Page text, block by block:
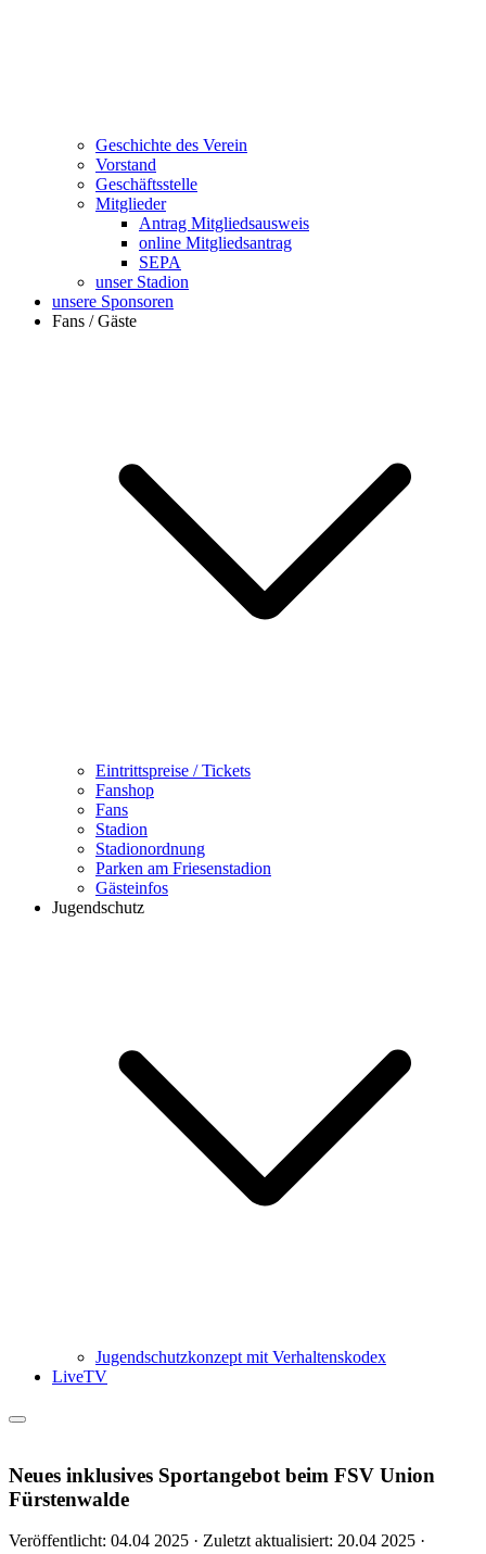
Geschichte des Verein
Vorstand
Geschäftsstelle
Mitglieder
Antrag Mitgliedsausweis
online Mitgliedsantrag
SEPA
unser Stadion
unsere Sponsoren
Fans / Gäste
Eintrittspreise / Tickets
Fanshop
Fans
Stadion
Stadionordnung
Parken am Friesenstadion
Gästeinfos
Jugendschutz
Jugendschutzkonzept mit Verhaltenskodex
LiveTV
Neues inklusives Sportangebot beim FSV Union
Fürstenwalde
Veröffentlicht: 04.04 2025 · Zuletzt aktualisiert: 20.04 2025 ·